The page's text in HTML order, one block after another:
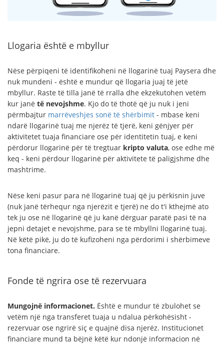
Llogaria është e mbyllur
Nëse përpiqeni të identifikoheni në llogarinë tuaj Paysera dhe
nuk mundeni - është e mundur që llogaria juaj të jetë
mbyllur. Raste të tilla janë të rralla dhe ekzekutohen vetëm
kur janë të nevojshme. Kjo do të thotë që ju nuk i jeni
përmbajtur marrëveshjes sonë të shërbimit - mbase keni
ndarë llogarinë tuaj me njerëz të tjerë, keni gënjyer për
aktivitetet tuaja financiare ose për identitetin tuaj, e keni
përdorur llogarinë për të tregtuar kripto valuta, ose edhe më
keq - keni përdour llogarinë për aktivitete të paligjshme dhe
mashtrime.
Nëse keni pasur para në llogarinë tuaj që ju përkisnin juve
(nuk janë tërhequr nga njerëzit e tjerë) ne do t'i kthejmë ato
tek ju ose në llogarinë që ju kanë dërguar paratë pasi të na
jepni detajet e nevojshme, para se të mbyllni llogarinë tuaj.
Në këtë pikë, ju do të kufizoheni nga përdorimi i shërbimeve
tona financiare.
Fonde të ngrira ose të rezervuara
Mungojnë informacionet. Është e mundur të zbulohet se
vetëm një nga transferet tuaja u ndalua përkohësisht -
rezervuar ose ngrirë siç e quajnë disa njerëz. Institucionet
financiare mund ta bëjnë këtë kur ndonjë informacion në